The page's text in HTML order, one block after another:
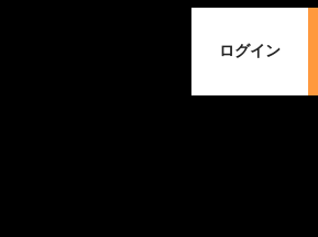
ログイン